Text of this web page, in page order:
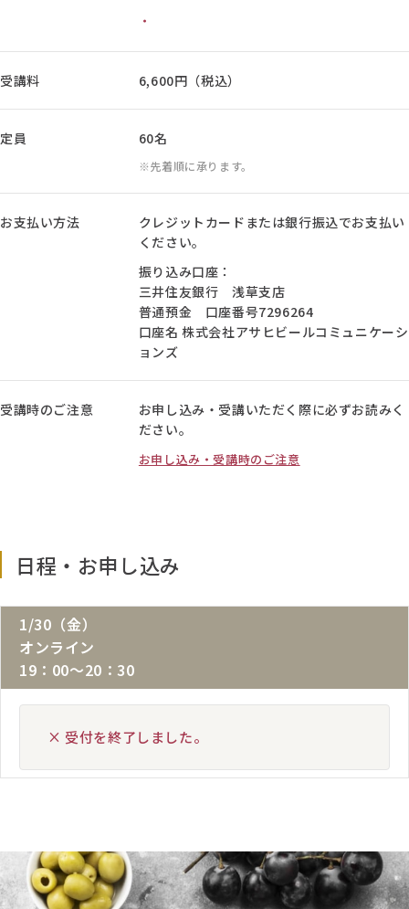
受講料 6,600円（税込）
定員 60名
先着順に承ります。
お支払い方法
クレジットカードまたは銀行振込でお支払い
ください。
振り込み口座：
三井住友銀行 浅草支店
普通預金 口座番号7296264
口座名 株式会社アサヒビールコミュニケーシ
ョンズ
受講時のご注意
お申し込み・受講いただく際に必ずお読みく
ださい。
お申し込み・受講時のご注意
日程・お申し込み
1/30（金）
オンライン
19：00～20：30
× 受付を終了しました。